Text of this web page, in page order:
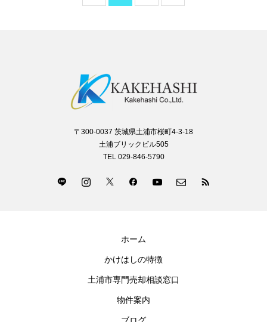
〒300-0037 茨城県土浦市桜町4-3-18
土浦ブリックビル505
TEL 029-846-5790
ホーム
かけはしの特徴
土浦市専門売却相談窓口
物件案内